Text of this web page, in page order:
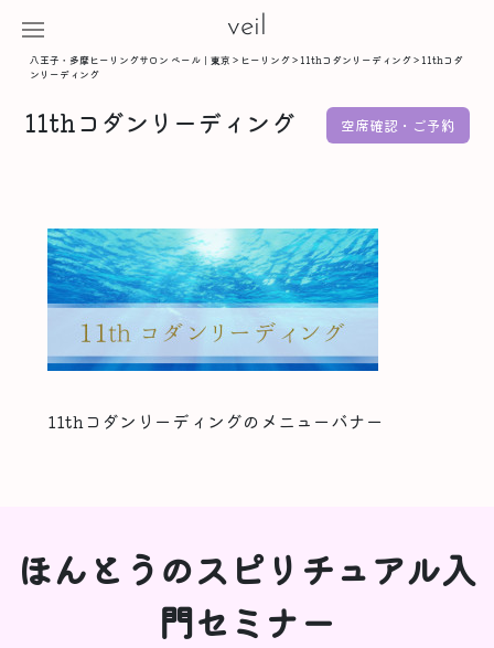
veil
八王子・多摩ヒーリングサロン ベール｜東京 > ヒーリング> 11thコダンリーディング> 11thコダ
ンリーディング
11thコダンリーディング 空席確認・ご予約
11thコダンリーディングのメニューバナー
ほんとうのスピリチュアル入
門セミナー